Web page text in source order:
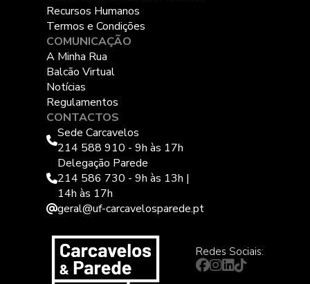
Recursos Humanos
Termos e Condições
COMUNICAÇÃO
A Minha Rua
Balcão Virtual
Notícias
Regulamentos
CONTACTOS
Sede Carcavelos
214 588 910 - 9h às 17h
Delegação Parede
214 586 730 - 9h às 13h |
14h às 17h
geral@uf-carcavelosparede.pt
Redes Sociais: